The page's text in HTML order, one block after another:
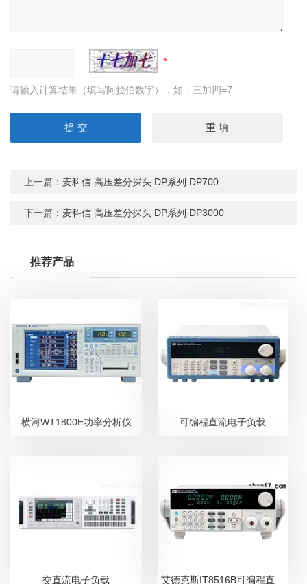
请输入计算结果（填写阿拉伯数字），如：三加四=7
上一篇： 麦科信 高压差分探头 DP系列 DP700
下一篇： 麦科信 高压差分探头 DP系列 DP3000
推荐产品
横河WT1800E功率分析仪 可编程直流电子负载
交直流电子负载